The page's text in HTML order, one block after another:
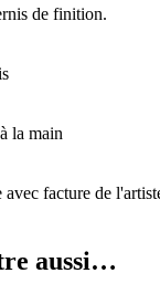
de finition.
la main
avec facture de
aussi…